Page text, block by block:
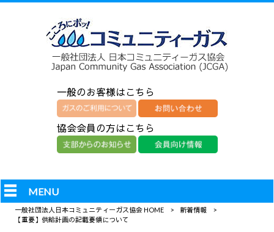
一般のお客様はこちら
協会会員の方はこちら
MENU
一般社団法人日本コミュニティーガス協会 HOME > 新着情報
>
【重要】供給計画の記載要領について